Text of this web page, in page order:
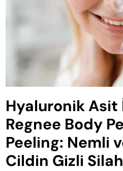
Hyaluronik Asit
Regnee Body
Peeling: Nemli
Cildin Gizli